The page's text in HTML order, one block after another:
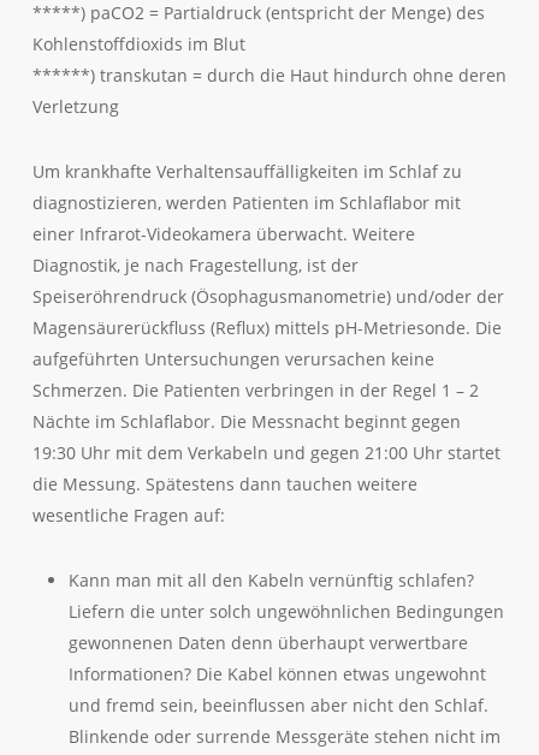
*****) paCO2 = Partialdruck (entspricht der Menge) des
Kohlenstoffdioxids im Blut
******) transkutan = durch die Haut hindurch ohne deren
Verletzung
Um krankhafte Verhaltensauffälligkeiten im Schlaf zu
diagnostizieren, werden Patienten im Schlaflabor mit
einer Infrarot-Videokamera überwacht. Weitere
Diagnostik, je nach Fragestellung, ist der
Speiseröhrendruck (Ösophagusmanometrie) und/oder der
Magensäurerückfluss (Reflux) mittels pH-Metriesonde. Die
aufgeführten Untersuchungen verursachen keine
Schmerzen. Die Patienten verbringen in der Regel 1 – 2
Nächte im Schlaflabor. Die Messnacht beginnt gegen
19:30 Uhr mit dem Verkabeln und gegen 21:00 Uhr startet
die Messung. Spätestens dann tauchen weitere
wesentliche Fragen auf:
Kann man mit all den Kabeln vernünftig schlafen?
Liefern die unter solch ungewöhnlichen Bedingungen
gewonnenen Daten denn überhaupt verwertbare
Informationen? Die Kabel können etwas ungewohnt
und fremd sein, beeinflussen aber nicht den Schlaf.
Blinkende oder surrende Messgeräte stehen nicht im